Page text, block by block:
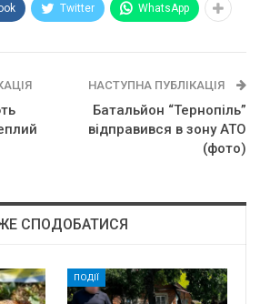
Twitter WhatsApp
НАСТУПНА ПУБЛІКАЦІЯ
Батальйон “Тернопіль”
відправився в зону АТО
(фото)
СПОДОБАТИСЯ
ПОДІЇ